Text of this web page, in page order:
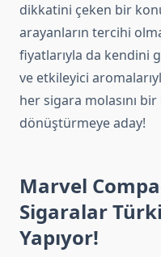
dikkatini çeken bir
arayanların tercihi
fiyatlarıyla da kendini
ve etkileyici
her sigara molasını
dönüştürmeye aday!
Marvel
Sigaralar
Yapıyor!